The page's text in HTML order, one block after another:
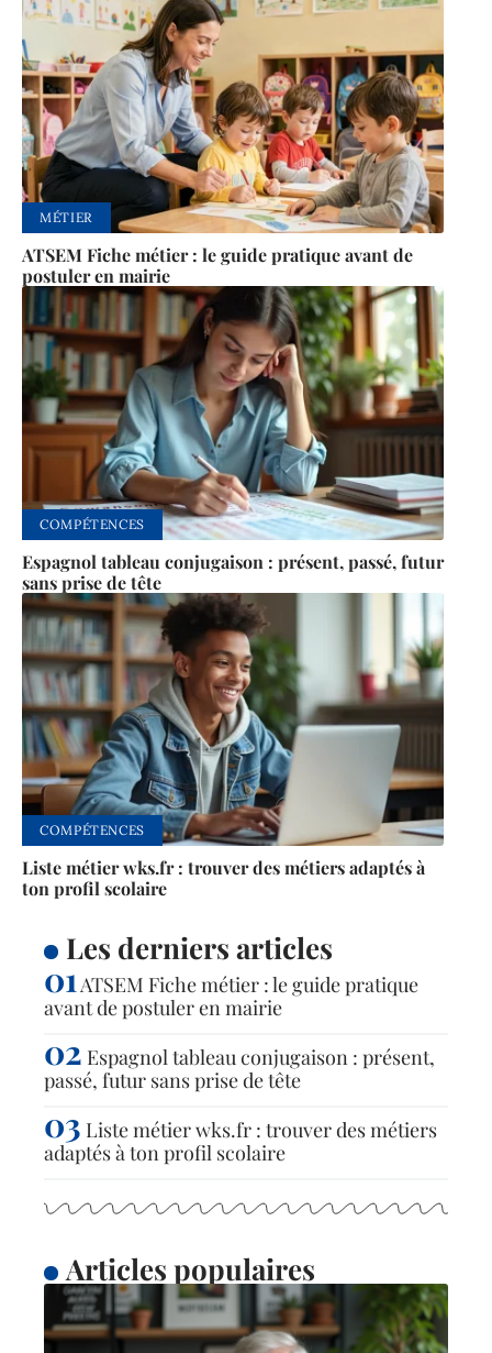
MÉTIER
ATSEM Fiche métier : le guide pratique avant de
postuler en mairie
COMPÉTENCES
Espagnol tableau conjugaison : présent, passé, futur
sans prise de tête
COMPÉTENCES
Liste métier wks.fr : trouver des métiers adaptés à
ton profil scolaire
Les derniers articles
ATSEM Fiche métier : le guide pratique
avant de postuler en mairie
Espagnol tableau conjugaison : présent,
passé, futur sans prise de tête
Liste métier wks.fr : trouver des métiers
adaptés à ton profil scolaire
Articles populaires